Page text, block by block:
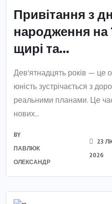
Привітання з
народження на
щирі та...
Дев’ятнадцять років — це
юність зустрічається з
реальними планами. Це
нових...
BY
ПАВЛЮК
ОЛЕКСАНДР
23
2026